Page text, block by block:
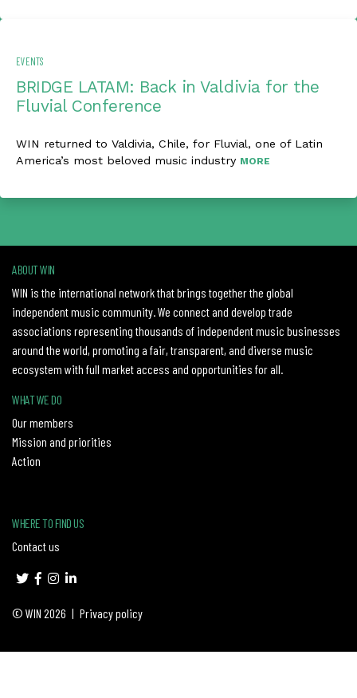
EVENTS
BRIDGE LATAM: Back in Valdivia for the
Fluvial Conference
WIN returned to Valdivia, Chile, for Fluvial, one of Latin
America’s most beloved music industry MORE
ABOUT WIN
WIN is the international network that brings together the global
independent music community. We connect and develop trade
associations representing thousands of independent music businesses
around the world, promoting a fair, transparent, and diverse music
ecosystem with full market access and opportunities for all.
WHAT WE DO
Our members
Mission and priorities
Action
WHERE TO FIND US
Contact us
© WIN 2026 | Privacy policy